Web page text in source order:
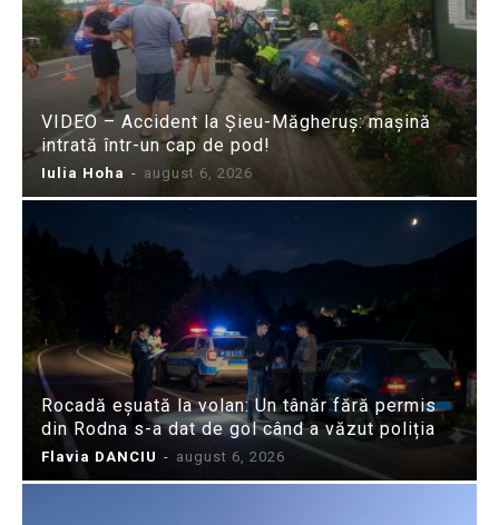
VIDEO – Accident la Șieu-Măgheruș: mașină
intrată într-un cap de pod!
Iulia Hoha - august 6, 2026
Rocadă eșuată la volan: Un tânăr fără permis
din Rodna s-a dat de gol când a văzut poliția
Flavia DANCIU - august 6, 2026